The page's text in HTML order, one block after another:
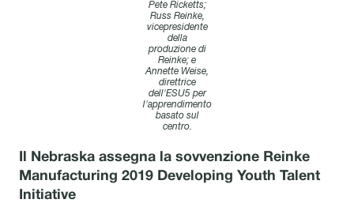
Pete Ricketts;
Russ Reinke,
vicepresidente
della
produzione di
Reinke; e
Annette Weise,
direttrice
dell'ESU5 per
l'apprendimento
basato sul
centro.
Il Nebraska assegna la sovvenzione Reinke
Manufacturing 2019 Developing Youth Talent
Initiative